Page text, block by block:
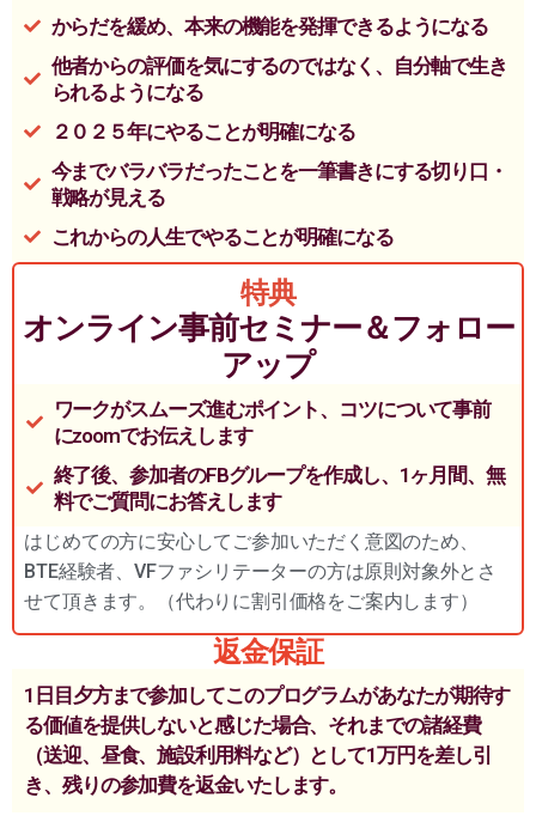
からだを緩め、本来の機能を発揮できるようになる
他者からの評価を気にするのではなく、自分軸で生き
られるようになる
２０２５年にやることが明確になる
今までバラバラだったことを一筆書きにする切り口・
戦略が見える
これからの人生でやることが明確になる
特典
オンライン事前セミナー＆フォロー
アップ
ワークがスムーズ進むポイント、コツについて事前
にzoomでお伝えします
終了後、参加者のFBグループを作成し、1ヶ月間、無
料でご質問にお答えします
はじめての方に安心してご参加いただく意図のため、
BTE経験者、VFファシリテーターの方は原則対象外とさ
せて頂きます。（代わりに割引価格をご案内します）
返金保証
1日目夕方まで参加してこのプログラムがあなたが期待す
る価値を提供しないと感じた場合、それまでの諸経費
（送迎、昼食、施設利用料など）として1万円を差し引
き、残りの参加費を返金いたします。